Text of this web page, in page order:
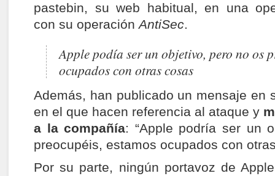
pastebin, su web habitual, en una
con su operaciónAntiSec.
Apple podía ser un objetivo, pero no os
ocupados con otras cosas
Además, han publicado un mensaje en
en el que hacen referencia al ataque y
a la compañía: “Apple podría ser un
preocupéis, estamos ocupados con
Por su parte, ningún portavoz de